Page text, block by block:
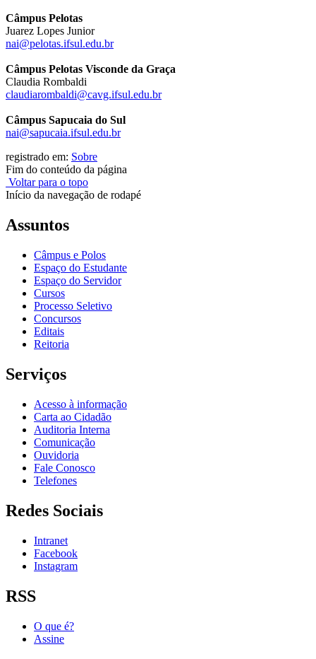
Câmpus Pelotas
Juarez Lopes Junior
nai@pelotas.ifsul.edu.br
Câmpus Pelotas Visconde da Graça
Claudia Rombaldi
claudiarombaldi@cavg.ifsul.edu.br
Câmpus Sapucaia do Sul
nai@sapucaia.ifsul.edu.br
registrado em: Sobre
Fim do conteúdo da página
Voltar para o topo
Início da navegação de rodapé
Assuntos
Câmpus e Polos
Espaço do Estudante
Espaço do Servidor
Cursos
Processo Seletivo
Concursos
Editais
Reitoria
Serviços
Acesso à informação
Carta ao Cidadão
Auditoria Interna
Comunicação
Ouvidoria
Fale Conosco
Telefones
Redes Sociais
Intranet
Facebook
Instagram
RSS
O que é?
Assine